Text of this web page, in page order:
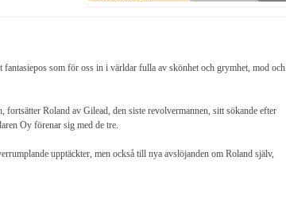
som för oss in i världar fulla av skönhet och grymhet, mod och
Roland av Gilead, den siste revolvermannen, sitt sökande efter
Oy förenar sig med de tre.
upptäckter, men också till nya avslöjanden om Roland själv,